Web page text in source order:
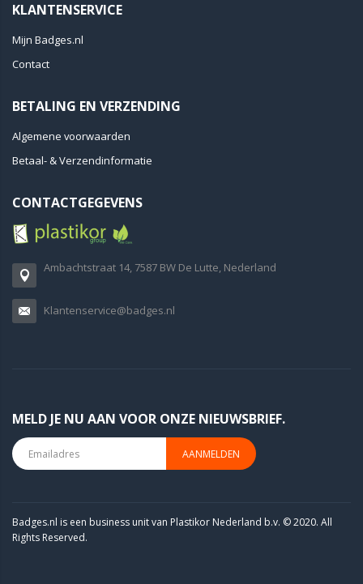
KLANTENSERVICE
Mijn Badges.nl
Contact
BETALING EN VERZENDING
Algemene voorwaarden
Betaal- & Verzendinformatie
CONTACTGEGEVENS
Ambachtstraat 14, 7587 BW De Lutte, Nederland
Klantenservice@badges.nl
MELD JE NU AAN VOOR ONZE NIEUWSBRIEF.
AANMELDEN
Badges.nl is een business unit van Plastikor Nederland b.v. © 2020. All
Rights Reserved.